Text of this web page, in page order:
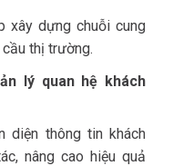
xây dựng chuỗi cung
thị trường.
lý quan hệ khách
diện thông tin khách
nâng cao hiệu quả